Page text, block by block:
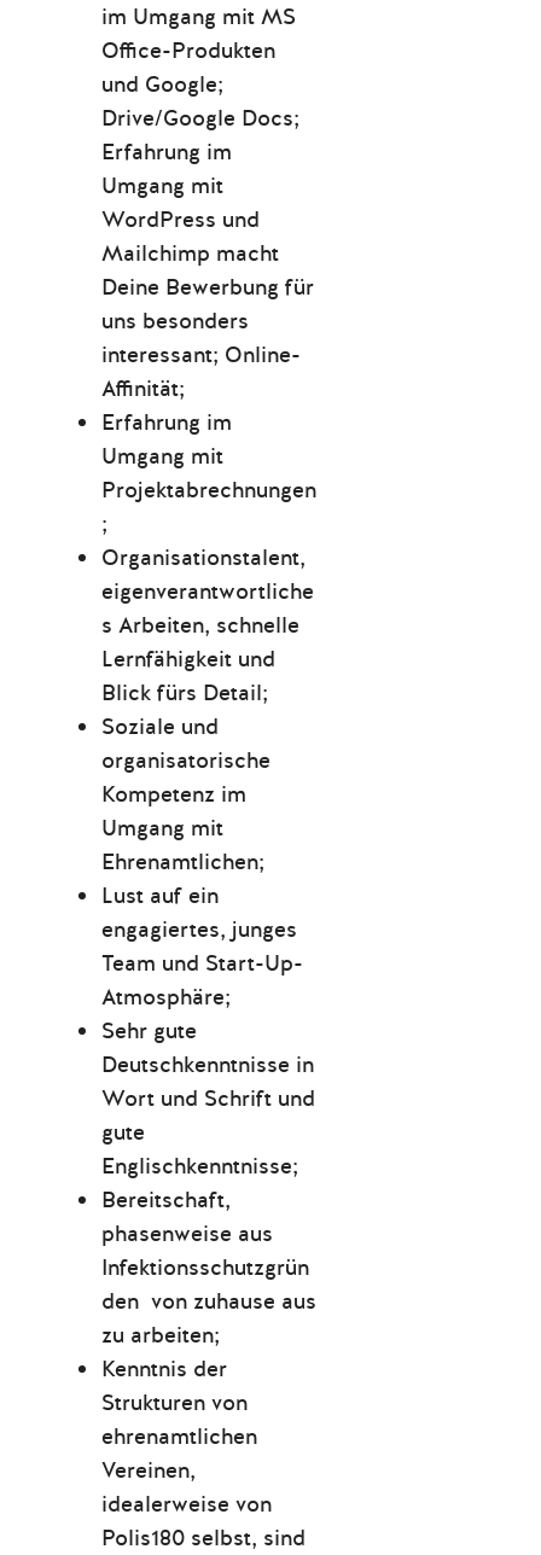
im Umgang mit MS
Office-Produkten
und Google;
Drive/Google Docs;
Erfahrung im
Umgang mit
WordPress und
Mailchimp macht
Deine Bewerbung für
uns besonders
interessant; Online-
Affinität;
Erfahrung im
Umgang mit
Projektabrechnungen
;
Organisationstalent,
eigenverantwortliche
s Arbeiten, schnelle
Lernfähigkeit und
Blick fürs Detail;
Soziale und
organisatorische
Kompetenz im
Umgang mit
Ehrenamtlichen;
Lust auf ein
engagiertes, junges
Team und Start-Up-
Atmosphäre;
Sehr gute
Deutschkenntnisse in
Wort und Schrift und
gute
Englischkenntnisse;
Bereitschaft,
phasenweise aus
Infektionsschutzgrün
den von zuhause aus
zu arbeiten;
Kenntnis der
Strukturen von
ehrenamtlichen
Vereinen,
idealerweise von
Polis180 selbst, sind